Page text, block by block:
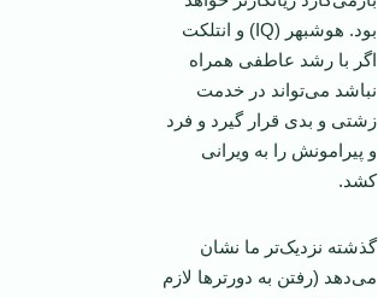
بود. هوشبهر (IQ) و انتلکت
اگر با رشد عاطفی همراه
نباشد می‌تواند در خدمت
زشتی و بدی قرار گيرد و فرد
و پيرامونش را به ويرانی
کشد.
گذشته نزديک‌تر ما نشان
می‌دهد (رفتن به دور‌تر‌ها لازم